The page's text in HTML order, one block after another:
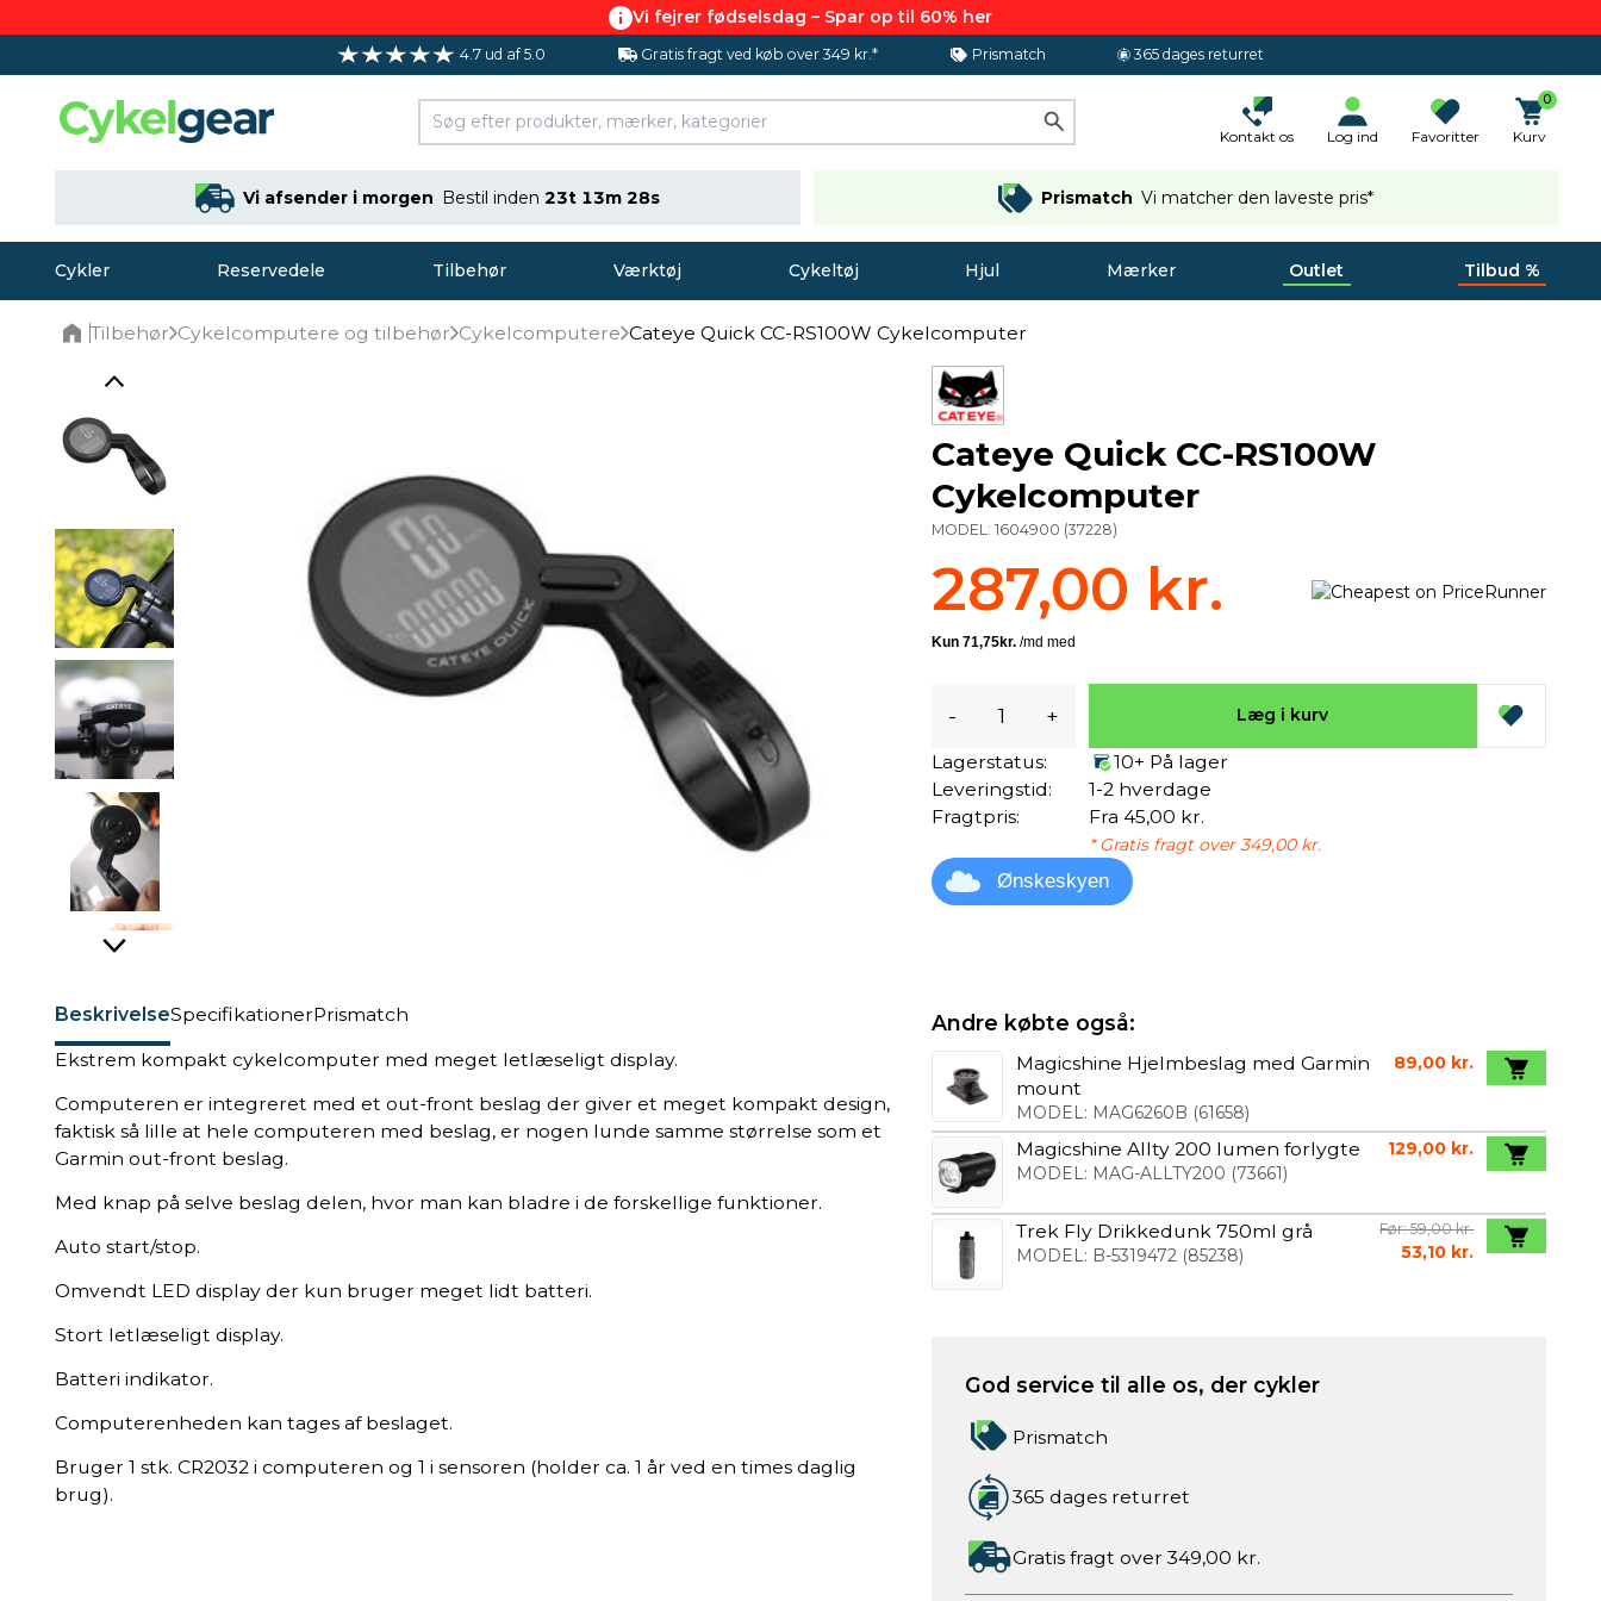
Vi fejrer fødselsdag – Spar op til 60% her
4.7 ud af 5.0 Gratis fragt ved køb over 349 kr.* Prismatch 365 dages returret
Kontakt os Log ind Favoritter
0
Kurv
Vi afsender i morgen Bestil inden 23t 13m 27s Prismatch Vi matcher den laveste pris*
Cykler Reservedele Tilbehør Værktøj Cykeltøj Hjul Mærker Outlet Tilbud %
Tilbehør Cykelcomputere og tilbehør Cykelcomputere Cateye Quick CC-RS100W Cykelcomputer
BeskrivelseSpecifikationerPrismatch
Ekstrem kompakt cykelcomputer med meget letlæseligt display.
Computeren er integreret med et out-front beslag der giver et meget kompakt design,
faktisk så lille at hele computeren med beslag, er nogen lunde samme størrelse som et
Garmin out-front beslag.
Med knap på selve beslag delen, hvor man kan bladre i de forskellige funktioner.
Auto start/stop.
Omvendt LED display der kun bruger meget lidt batteri.
Stort letlæseligt display.
Batteri indikator.
Computerenheden kan tages af beslaget.
Bruger 1 stk. CR2032 i computeren og 1 i sensoren (holder ca. 1 år ved en times daglig
brug).
Cateye Quick CC-RS100W
Cykelcomputer
MODEL:1604900 (37228)
287,00 kr.
- + Læg i kurv
Lagerstatus:
10+ På lager
Leveringstid:
1-2 hverdage
Fragtpris:
Fra 45,00 kr.
* Gratis fragt over 349,00 kr.
Ønskeskyen
Andre købte også:
Magicshine Hjelmbeslag med Garmin
mount
MODEL: MAG6260B (61658)
89,00 kr.
Magicshine Allty 200 lumen forlygte
MODEL: MAG-ALLTY200 (73661)
129,00 kr.
Trek Fly Drikkedunk 750ml grå
MODEL: B-5319472(85238)
Før: 59,00 kr.
53,10 kr.
God service til alle os, der cykler
Prismatch
365 dages returret
Gratis fragt over 349,00 kr.